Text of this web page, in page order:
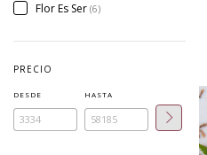
Flor Es Ser (6)
PRECIO
DESDE HASTA